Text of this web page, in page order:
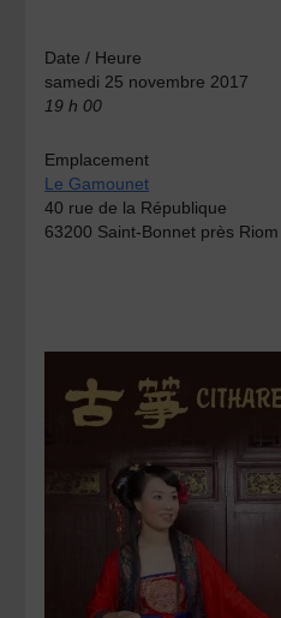
Date / Heure
samedi 25 novembre 2017
19 h 00
Emplacement
Le Gamounet
40 rue de la République
63200 Saint-Bonnet près Riom